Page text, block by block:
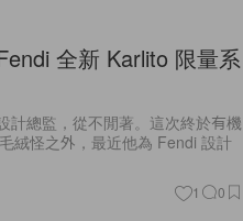
全新 Karlito 限量系
計總監，從不閒著。這次終於有機
絨怪之外，最近他為 Fendi 設計
1 0